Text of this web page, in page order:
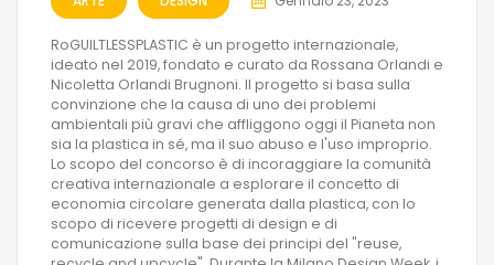
RoGUILTLESSPLASTIC è un progetto internazionale,
ideato nel 2019, fondato e curato da Rossana Orlandi e
Nicoletta Orlandi Brugnoni. Il progetto si basa sulla
convinzione che la causa di uno dei problemi
ambientali più gravi che affliggono oggi il Pianeta non
sia la plastica in sé, ma il suo abuso e l'uso improprio.
Lo scopo del concorso è di incoraggiare la comunità
creativa internazionale a esplorare il concetto di
economia circolare generata dalla plastica, con lo
scopo di ricevere progetti di design e di
comunicazione sulla base dei principi del "reuse,